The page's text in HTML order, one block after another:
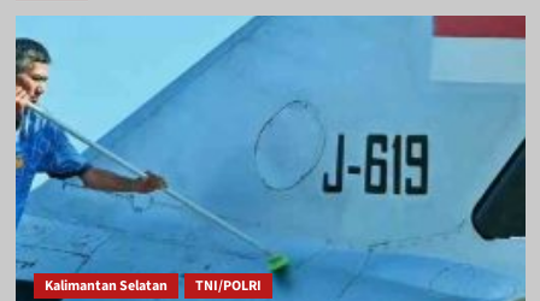
Kalimantan Selatan TNI/POLRI